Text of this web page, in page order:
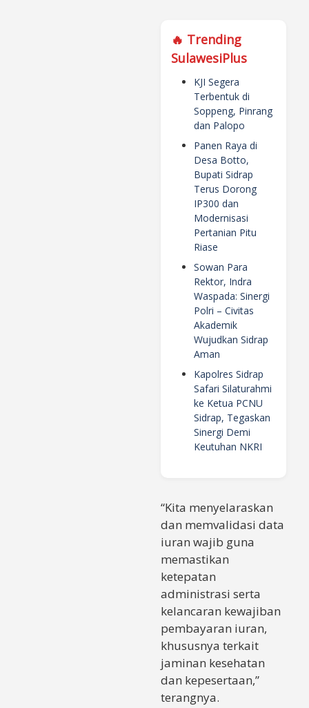
🔥 Trending
SulawesiPlus
KJI Segera
Terbentuk di
Soppeng, Pinrang
dan Palopo
Panen Raya di
Desa Botto,
Bupati Sidrap
Terus Dorong
IP300 dan
Modernisasi
Pertanian Pitu
Riase
Sowan Para
Rektor, Indra
Waspada: Sinergi
Polri – Civitas
Akademik
Wujudkan Sidrap
Aman
Kapolres Sidrap
Safari Silaturahmi
ke Ketua PCNU
Sidrap, Tegaskan
Sinergi Demi
Keutuhan NKRI
“Kita menyelaraskan
dan memvalidasi data
iuran wajib guna
memastikan
ketepatan
administrasi serta
kelancaran kewajiban
pembayaran iuran,
khususnya terkait
jaminan kesehatan
dan kepesertaan,”
terangnya.